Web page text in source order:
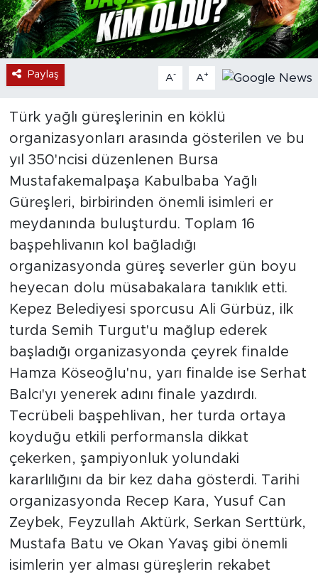
Paylaş A- A+
Türk yağlı güreşlerinin en köklü
organizasyonları arasında gösterilen ve bu
yıl 350'ncisi düzenlenen Bursa
Mustafakemalpaşa Kabulbaba Yağlı
Güreşleri, birbirinden önemli isimleri er
meydanında buluşturdu. Toplam 16
başpehlivanın kol bağladığı
organizasyonda güreş severler gün boyu
heyecan dolu müsabakalara tanıklık etti.
Kepez Belediyesi sporcusu Ali Gürbüz, ilk
turda Semih Turgut'u mağlup ederek
başladığı organizasyonda çeyrek finalde
Hamza Köseoğlu'nu, yarı finalde ise Serhat
Balcı'yı yenerek adını finale yazdırdı.
Tecrübeli başpehlivan, her turda ortaya
koyduğu etkili performansla dikkat
çekerken, şampiyonluk yolundaki
kararlılığını da bir kez daha gösterdi. Tarihi
organizasyonda Recep Kara, Yusuf Can
Zeybek, Feyzullah Aktürk, Serkan Serttürk,
Mustafa Batu ve Okan Yavaş gibi önemli
isimlerin yer alması güreşlerin rekabet